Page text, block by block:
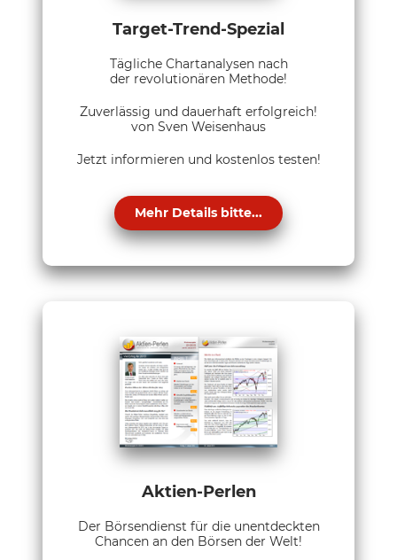
Target-Trend-Spezial
Tägliche Chartanalysen nach
der revolutionären Methode!
Zuverlässig und dauerhaft erfolgreich!
von Sven Weisenhaus
Jetzt informieren und kostenlos testen!
Mehr Details bitte...
Aktien-Perlen
Der Börsendienst für die unentdeckten
Chancen an den Börsen der Welt!